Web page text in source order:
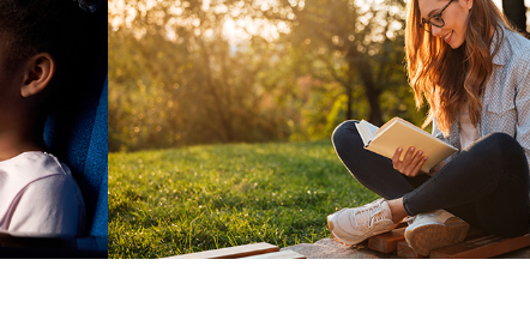
D'INFORMATIONS